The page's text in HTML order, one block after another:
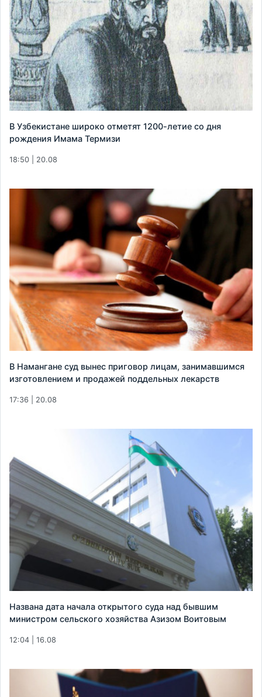
В Узбекистане широко отметят 1200-летие со дня
рождения Имама Термизи
18:50 | 20.08
В Намангане суд вынес приговор лицам, занимавшимся
изготовлением и продажей поддельных лекарств
17:36 | 20.08
Названа дата начала открытого суда над бывшим
министром сельского хозяйства Азизом Воитовым
12:04 | 16.08